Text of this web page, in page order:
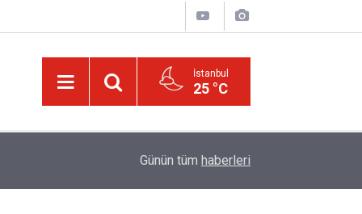
İstanbul
25 °C
Trump, Amerika'da seçim kazanan Müslüman
Günün tüm haberleri